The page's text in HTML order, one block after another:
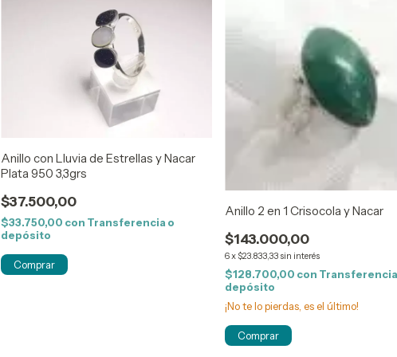
Anillo con Lluvia de Estrellas y Nacar
Plata 950 3,3grs
$37.500,00
$33.750,00 con Transferencia o
depósito
Comprar
Anillo 2 en 1 Crisocola y Nacar
$143.000,00
6x$23.833,33 sin interés
$128.700,00 con
depósito
¡No te lo pierdas, es el último!
Comprar